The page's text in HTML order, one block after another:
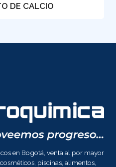
DE CALCIO
en Bogotá, venta al por mayor
piscinas, alimentos,